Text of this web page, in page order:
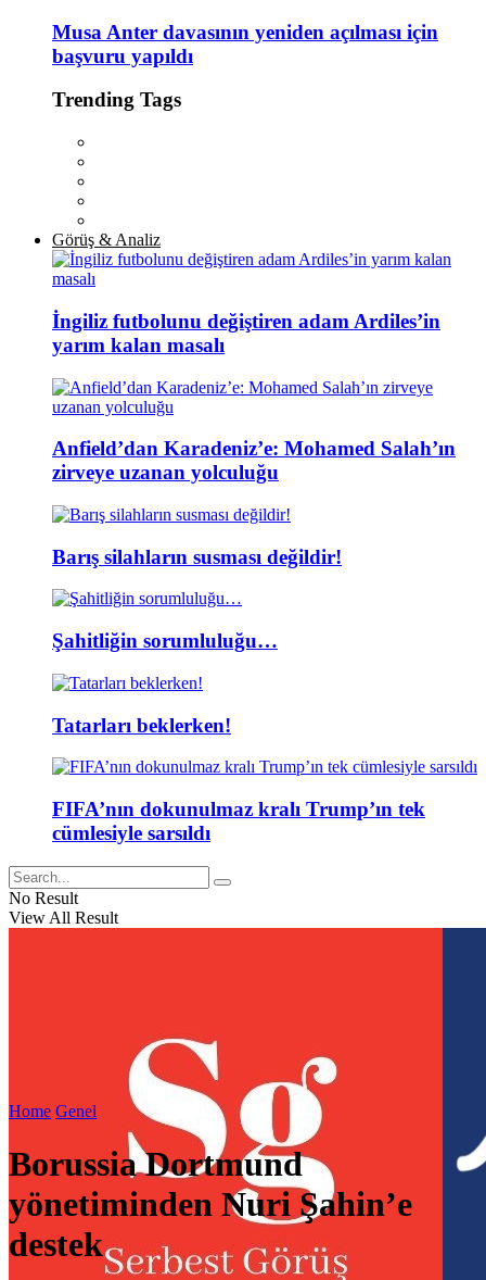
Musa Anter davasının yeniden açılması için
başvuru yapıldı
Trending Tags
Görüş & Analiz
İngiliz futbolunu değiştiren adam Ardiles’in
yarım kalan masalı
Anfield’dan Karadeniz’e: Mohamed Salah’ın
zirveye uzanan yolculuğu
Barış silahların susması değildir!
Şahitliğin sorumluluğu…
Tatarları beklerken!
FIFA’nın dokunulmaz kralı Trump’ın tek
cümlesiyle sarsıldı
No Result
View All Result
Home Genel
Borussia Dortmund
yönetiminden Nuri Şahin’e
destek